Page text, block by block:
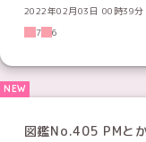
2022年02月03日 00時39分
7
6
図鑑No.405 PMと